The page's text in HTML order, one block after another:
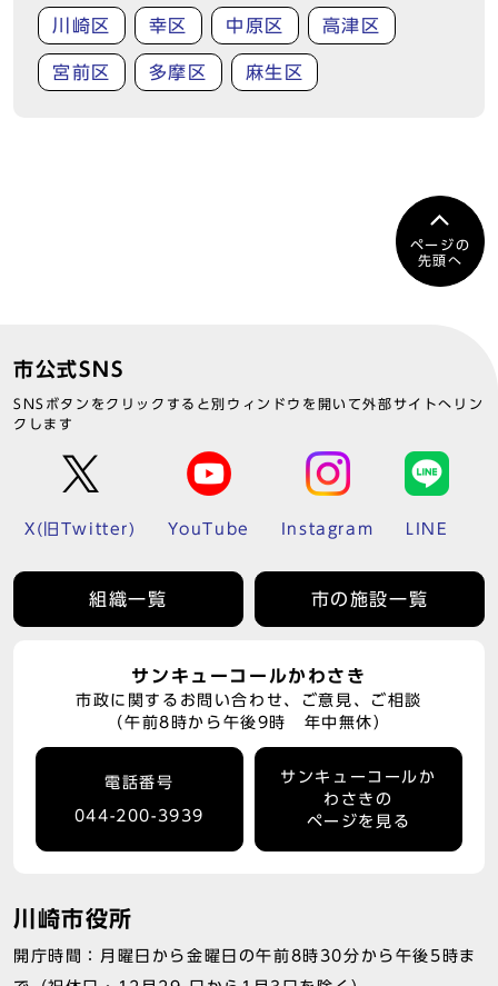
川崎区 幸区 中原区 高津区
宮前区 多摩区 麻生区
ページの
先頭へ
市公式SNS
SNSボタンをクリックすると別ウィンドウを開いて外部サイトへリン
クします
X(旧Twitter) YouTube Instagram LINE
組織一覧 市の施設一覧
サンキューコールかわさき
市政に関するお問い合わせ、ご意見、ご相談
（午前8時から午後9時 年中無休）
電話番号
044-200-3939
サンキューコールか
わさきの
ページを見る
川崎市役所
開庁時間：月曜日から金曜日の午前8時30分から午後5時ま